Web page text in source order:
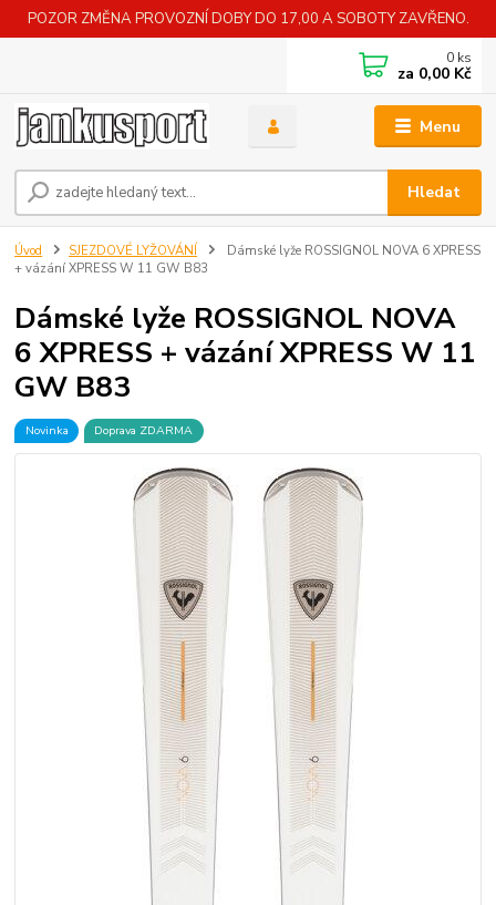
POZOR ZMĚNA PROVOZNÍ DOBY DO 17,00 A SOBOTY ZAVŘENO.
Menu
Hledat
0 ks
za 0,00 Kč
Úvod SJEZDOVÉ LYŽOVÁNÍ
Dámské lyže ROSSIGNOL NOVA 6 XPRESS
+ vázání XPRESS W 11 GW B83
Dámské lyže ROSSIGNOL NOVA
6 XPRESS + vázání XPRESS W 11
GW B83
Novinka Doprava ZDARMA